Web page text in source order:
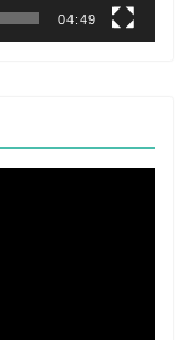
04:49